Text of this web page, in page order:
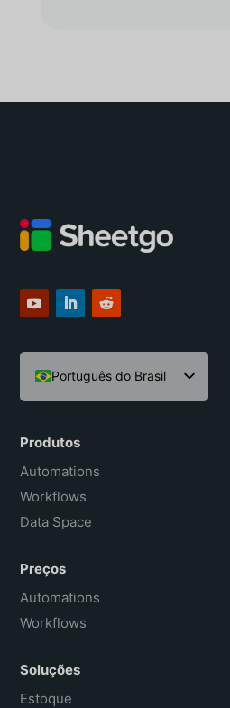
Português do Brasil
English
Español
Français
Produtos
Automations
Workflows
Data Space
Preços
Automations
Workflows
Soluções
Estoque